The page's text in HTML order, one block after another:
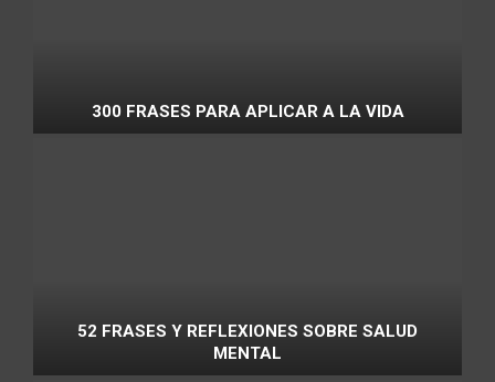
300 FRASES PARA APLICAR A LA VIDA
52 FRASES Y REFLEXIONES SOBRE SALUD
MENTAL